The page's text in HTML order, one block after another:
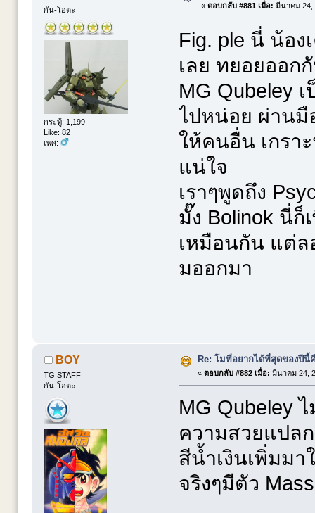
กัน-โอตะ
กระทู้: 1,199
Like: 82
เพศ:
« ตอบกลับ #881 เมื่อ: มีนาคม 24,
Fig. ple นี่ น้อ
เลย ทยอยออก
MG Qubeley
ไปหน่อย ผ่านมื
ให้คนอื่น เกรา
แน่ใจ
เราๆพูดถึง
มั๊ง Bolinok นี่ก็
เหมือนกัน แต่ล
มออกมา
BOY
TG STAFF
กัน-โอตะ
Re: โมที่อยากได้ที่สุดของปีนี้
« ตอบกลับ #882 เมื่อ: มีนาคม 24,
MG Qubeley
ความสวยแปล
สีน้ำเงินเพิ่มม
จริงๆมีตัว